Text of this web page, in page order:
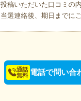
投稿いただいた口コミの
当選連絡後、期日までに
通話
無料 電話で問い合